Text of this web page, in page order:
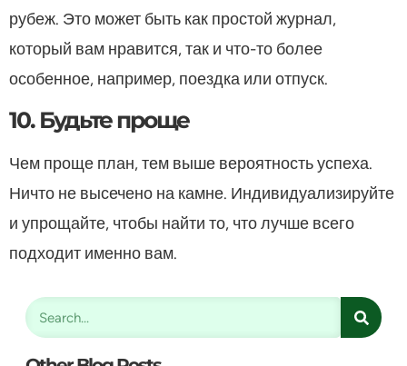
рубеж. Это может быть как простой журнал,
который вам нравится, так и что-то более
особенное, например, поездка или отпуск.
10. Будьте проще
Чем проще план, тем выше вероятность успеха.
Ничто не высечено на камне. Индивидуализируйте
и упрощайте, чтобы найти то, что лучше всего
подходит именно вам.